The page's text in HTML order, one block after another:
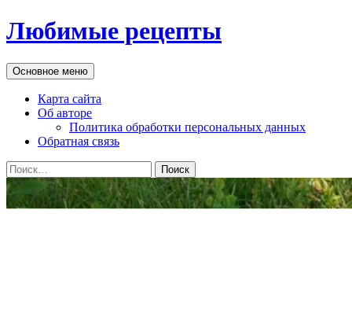
Перейти
к
Любимые рецепты
Поиск
Основное меню
Карта сайта
Об авторе
Политика обработки персональных данных
Обратная связь
Найти: